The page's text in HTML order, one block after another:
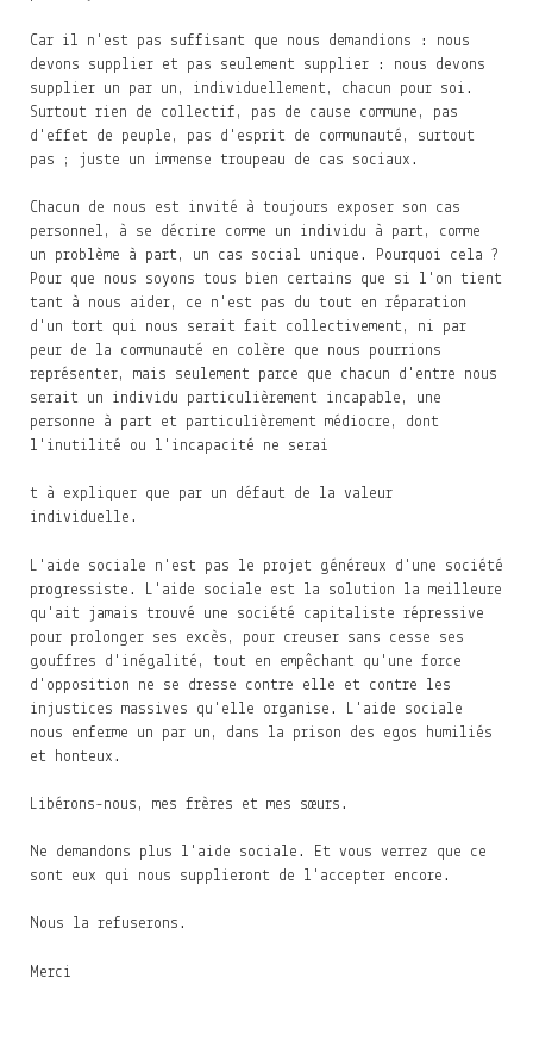
Car il n'est pas suffisant que nous demandions : nous
devons supplier et pas seulement supplier : nous devons
supplier un par un, individuellement, chacun pour soi.
Surtout rien de collectif, pas de cause commune, pas
d'effet de peuple, pas d'esprit de communauté, surtout
pas ; juste un immense troupeau de cas sociaux.
Chacun de nous est invité à toujours exposer son cas
personnel, à se décrire comme un individu à part, comme
un problème à part, un cas social unique. Pourquoi cela ?
Pour que nous soyons tous bien certains que si l'on tient
tant à nous aider, ce n'est pas du tout en réparation
d'un tort qui nous serait fait collectivement, ni par
peur de la communauté en colère que nous pourrions
représenter, mais seulement parce que chacun d'entre nous
serait un individu particulièrement incapable, une
personne à part et particulièrement médiocre, dont
l'inutilité ou l'incapacité ne serai
t à expliquer que par un défaut de la valeur
individuelle.
L'aide sociale n'est pas le projet généreux d'une société
progressiste. L'aide sociale est la solution la meilleure
qu'ait jamais trouvé une société capitaliste répressive
pour prolonger ses excès, pour creuser sans cesse ses
gouffres d'inégalité, tout en empêchant qu'une force
d'opposition ne se dresse contre elle et contre les
injustices massives qu'elle organise. L'aide sociale
nous enferme un par un, dans la prison des egos humiliés
et honteux.
Libérons-nous, mes frères et mes sœurs.
Ne demandons plus l'aide sociale. Et vous verrez que ce
sont eux qui nous supplieront de l'accepter encore.
Nous la refuserons.
Merci